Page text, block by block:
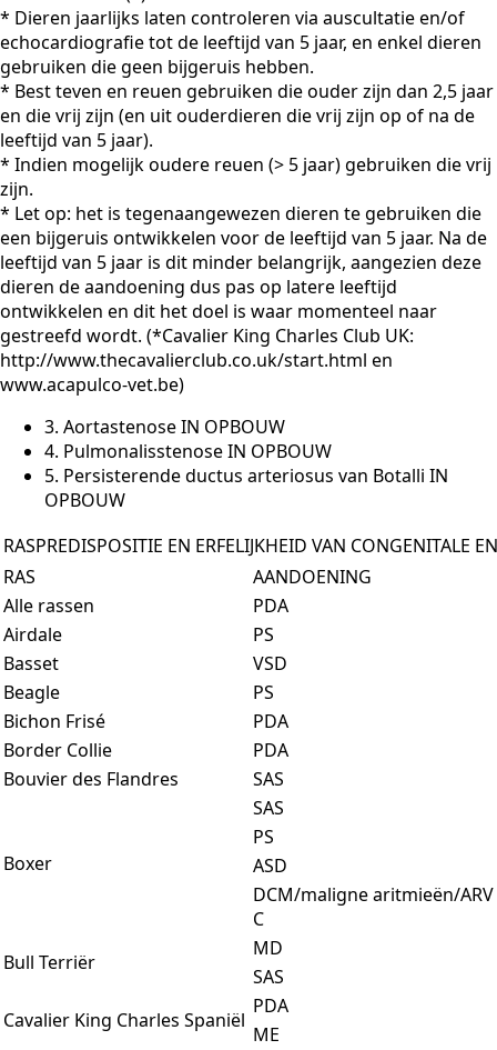
* Dieren jaarlijks laten controleren via auscultatie en/of
echocardiografie tot de leeftijd van 5 jaar, en enkel dieren
gebruiken die geen bijgeruis hebben.
* Best teven en reuen gebruiken die ouder zijn dan 2,5 jaar
en die vrij zijn (en uit ouderdieren die vrij zijn op of na de
leeftijd van 5 jaar).
* Indien mogelijk oudere reuen (> 5 jaar) gebruiken die vrij
zijn.
* Let op: het is tegenaangewezen dieren te gebruiken die
een bijgeruis ontwikkelen voor de leeftijd van 5 jaar. Na de
leeftijd van 5 jaar is dit minder belangrijk, aangezien deze
dieren de aandoening dus pas op latere leeftijd
ontwikkelen en dit het doel is waar momenteel naar
gestreefd wordt. (*Cavalier King Charles Club UK:
http://www.thecavalierclub.co.uk/start.html en
www.acapulco-vet.be)
3. Aortastenose IN OPBOUW
4. Pulmonalisstenose IN OPBOUW
5. Persisterende ductus arteriosus van Botalli IN
OPBOUW
RASPREDISPOSITIE EN ERFELIJKHEID VAN CONGENITALE
RAS
AANDOENING
Alle rassen
PDA
Airdale
PS
Basset
VSD
Beagle
PS
Bichon Frisé
PDA
Border Collie
PDA
Bouvier des Flandres
SAS
Boxer
SAS
PS
ASD
DCM/maligne aritmieën/ARV
C
Bull Terriër
MD
SAS
Cavalier King Charles Spaniël
PDA
ME